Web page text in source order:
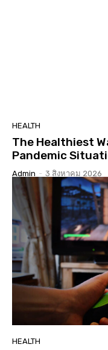
HEALTH
The Healthiest
Pandemic
Admin - 3 สิงหาคม 2026
HEALTH